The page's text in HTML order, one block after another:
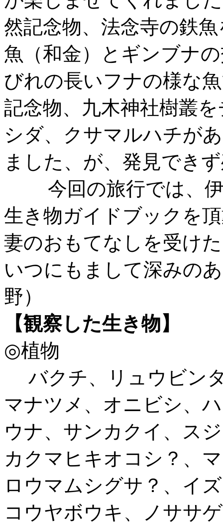
然記念物、法念寺の鉄
魚（和金）とギンブナ
びれの長いフナの様な
記念物、九木神社樹叢
シダ、クサマルハチが
ました、が、発見でき
今回の旅行では、伊
生き物ガイドブックを
妻のおもてなしを受け
いつにもまして深みの
野）
【観察した生き物】
◎植物
バクチ、リュウビン
マナツメ、オニビシ、
ウナ、サンカクイ、ス
カクマヒキオコシ？、
ロウマムシグサ？、イ
コウヤボウキ、ノササ